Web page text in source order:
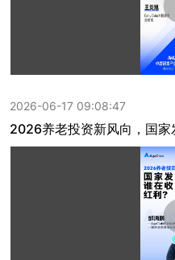
2026-06-17 09:08:47
2026养老投资新风向，国家